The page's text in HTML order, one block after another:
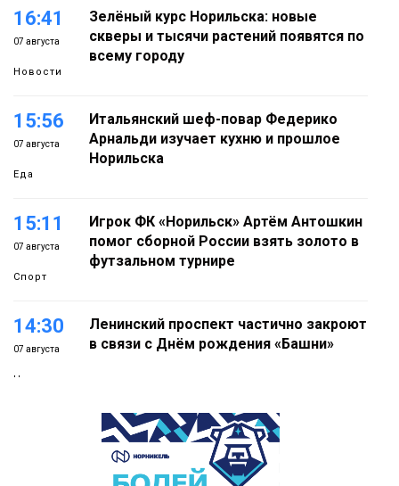
16:41
07 августа
Новости
Зелёный курс Норильска: новые
скверы и тысячи растений появятся по
всему городу
15:56
07 августа
Еда
Итальянский шеф-повар Федерико
Арнальди изучает кухню и прошлое
Норильска
15:11
07 августа
Спорт
Игрок ФК «Норильск» Артём Антошкин
помог сборной России взять золото в
футзальном турнире
14:30
07 августа
Новости
Ленинский проспект частично закроют
в связи с Днём рождения «Башни»
«Домик Хоббитов» и «Самолёт в
облаках» появятся в Кайеркане